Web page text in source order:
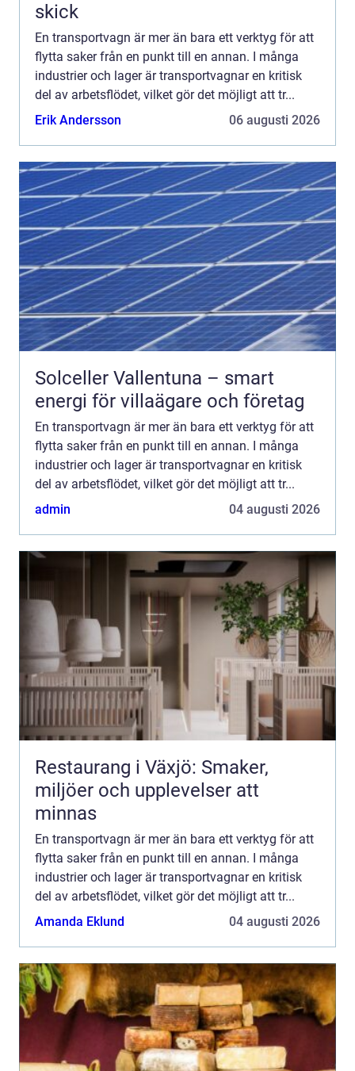
skick
En transportvagn är mer än bara ett verktyg för att
flytta saker från en punkt till en annan. I många
industrier och lager är transportvagnar en kritisk
del av arbetsflödet, vilket gör det möjligt att tr...
Erik Andersson
06 augusti 2026
Solceller Vallentuna – smart
energi för villaägare och företag
En transportvagn är mer än bara ett verktyg för att
flytta saker från en punkt till en annan. I många
industrier och lager är transportvagnar en kritisk
del av arbetsflödet, vilket gör det möjligt att tr...
admin
04 augusti 2026
Restaurang i Växjö: Smaker,
miljöer och upplevelser att
minnas
En transportvagn är mer än bara ett verktyg för att
flytta saker från en punkt till en annan. I många
industrier och lager är transportvagnar en kritisk
del av arbetsflödet, vilket gör det möjligt att tr...
Amanda Eklund
04 augusti 2026